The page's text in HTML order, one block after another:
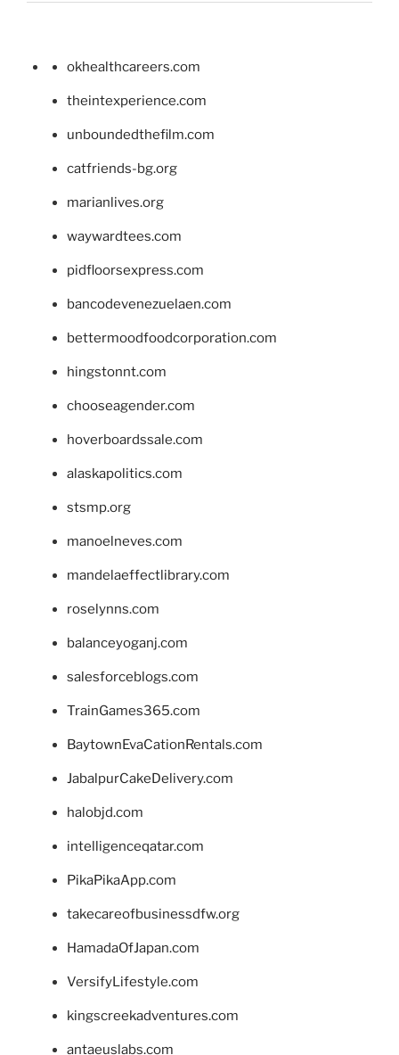
okhealthcareers.com
theintexperience.com
unboundedthefilm.com
catfriends-bg.org
marianlives.org
waywardtees.com
pidfloorsexpress.com
bancodevenezuelaen.com
bettermoodfoodcorporation.com
hingstonnt.com
chooseagender.com
hoverboardssale.com
alaskapolitics.com
stsmp.org
manoelneves.com
mandelaeffectlibrary.com
roselynns.com
balanceyoganj.com
salesforceblogs.com
TrainGames365.com
BaytownEvaCationRentals.com
JabalpurCakeDelivery.com
halobjd.com
intelligenceqatar.com
PikaPikaApp.com
takecareofbusinessdfw.org
HamadaOfJapan.com
VersifyLifestyle.com
kingscreekadventures.com
antaeuslabs.com